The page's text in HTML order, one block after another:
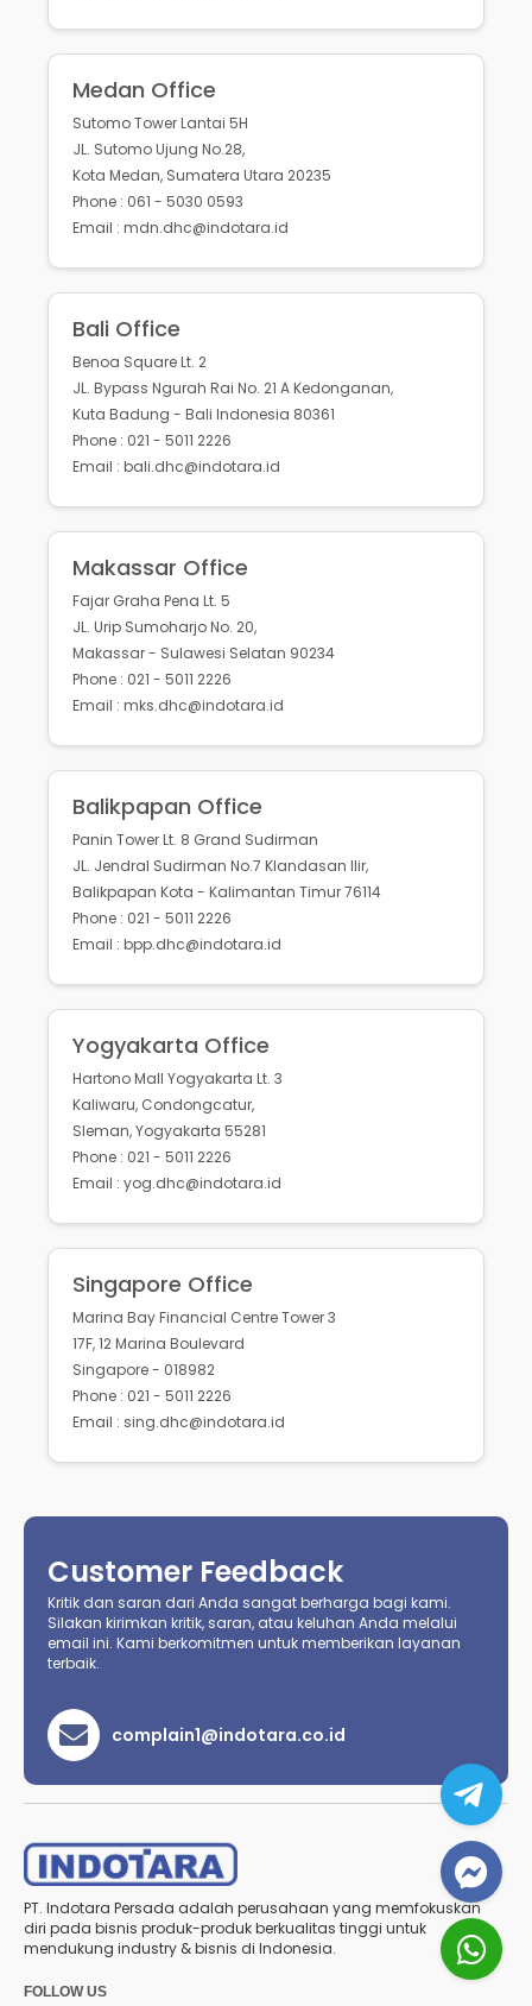
Medan Office
Sutomo Tower Lantai 5H
JL. Sutomo Ujung No.28,
Kota Medan, Sumatera Utara 20235
Phone : 061 - 5030 0593
Email : mdn.dhc@indotara.id
Bali Office
Benoa Square Lt. 2
JL. Bypass Ngurah Rai No. 21 A Kedonganan,
Kuta Badung - Bali Indonesia 80361
Phone : 021 - 5011 2226
Email : bali.dhc@indotara.id
Makassar Office
Fajar Graha Pena Lt. 5
JL. Urip Sumoharjo No. 20,
Makassar - Sulawesi Selatan 90234
Phone : 021 - 5011 2226
Email : mks.dhc@indotara.id
Balikpapan Office
Panin Tower Lt. 8 Grand Sudirman
JL. Jendral Sudirman No.7 Klandasan Ilir,
Balikpapan Kota - Kalimantan Timur 76114
Phone : 021 - 5011 2226
Email : bpp.dhc@indotara.id
Yogyakarta Office
Hartono Mall Yogyakarta Lt. 3
Kaliwaru, Condongcatur,
Sleman, Yogyakarta 55281
Phone : 021 - 5011 2226
Email : yog.dhc@indotara.id
Singapore Office
Marina Bay Financial Centre Tower 3
17F, 12 Marina Boulevard
Singapore - 018982
Phone : 021 - 5011 2226
Email : sing.dhc@indotara.id
Customer Feedback
Kritik dan saran dari Anda sangat berharga bagi kami.
Silakan kirimkan kritik, saran, atau keluhan Anda melalui
email ini. Kami berkomitmen untuk memberikan layanan
terbaik.
complain1@indotara.co.id
PT. Indotara Persada adalah perusahaan yang memfokuskan
diri pada bisnis produk-produk berkualitas tinggi untuk
mendukung industry & bisnis di Indonesia.
FOLLOW US